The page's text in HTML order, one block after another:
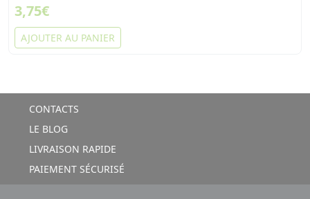
3,75€
AJOUTER AU PANIER
CONTACTS
LE BLOG
LIVRAISON RAPIDE
PAIEMENT SÉCURISÉ